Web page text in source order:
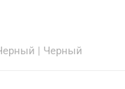
| Черный